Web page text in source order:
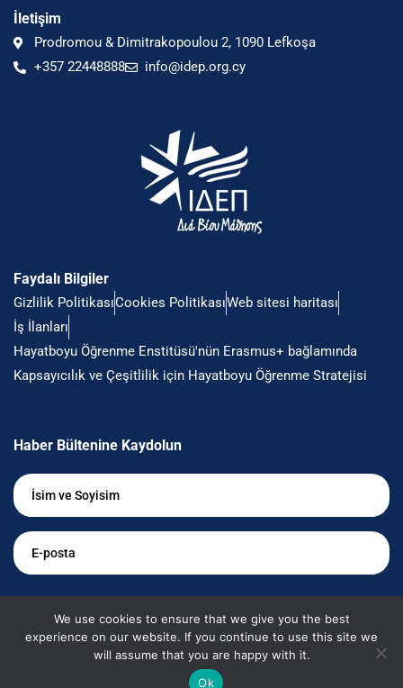
İletişim
Prodromou & Dimitrakopoulou 2, 1090 Lefkoşa
+357 22448888
info@idep.org.cy
Faydalı Bilgiler
Gizlilik PolitikasıCookies PolitikasıWeb sitesi haritası
İş İlanları
Hayatboyu Öğrenme Enstitüsü'nün Erasmus+ bağlamında
Kapsayıcılık ve Çeşitlilik için Hayatboyu Öğrenme Stratejisi
Haber Bültenine Kaydolun
İsim
ve
Soyisim *
E-
posta *
Bilgilendirilmek istiyorum
We use cookies to ensure that we give you the best
experience on our website. If you continue to use this site we
will assume that you are happy with it.
Ok